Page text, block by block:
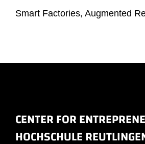
Smart Factories, Augmented
CENTER FOR
HOCHSCHULE